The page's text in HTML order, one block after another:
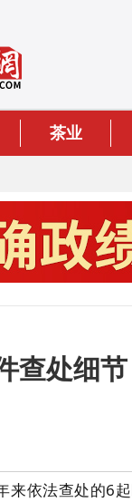
茶业
查处细节
来依法查处的6